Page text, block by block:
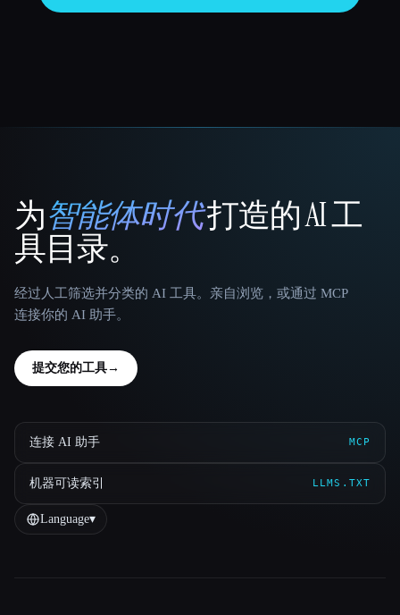
That AI Collection
为智能体时代打造的 AI 工
具目录。
经过人工筛选并分类的 AI 工具。亲自浏览，或通过 MCP
连接你的 AI 助手。
提交您的工具→
连接 AI 助手 MCP
机器可读索引 LLMS.TXT
Language▾